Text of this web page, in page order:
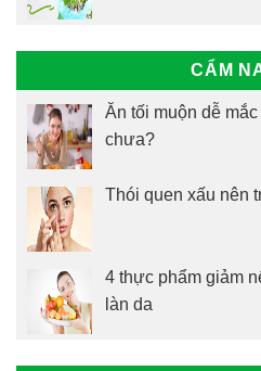
CẨM
Ăn tối muộn dễ
chưa?
Thói quen xấu nên
4 thực phẩm giảm
làn da